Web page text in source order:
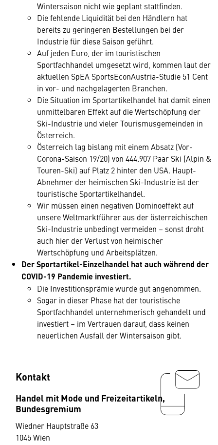
Wintersaison nicht wie geplant stattfinden.
Die fehlende Liquidität bei den Händlern hat
bereits zu geringeren Bestellungen bei der
Industrie für diese Saison geführt.
Auf jeden Euro, der im touristischen
Sportfachhandel umgesetzt wird, kommen laut der
aktuellen SpEA SportsEconAustria-Studie 51 Cent
in vor- und nachgelagerten Branchen.
Die Situation im Sportartikelhandel hat damit einen
unmittelbaren Effekt auf die Wertschöpfung der
Ski-Industrie und vieler Tourismusgemeinden in
Österreich.
Österreich lag bislang mit einem Absatz (Vor-
Corona-Saison 19/20) von 444.907 Paar Ski (Alpin &
Touren-Ski) auf Platz 2 hinter den USA. Haupt-
Abnehmer der heimischen Ski-Industrie ist der
touristische Sportartikelhandel.
Wir müssen einen negativen Dominoeffekt auf
unsere Weltmarktführer aus der österreichischen
Ski-Industrie unbedingt vermeiden – sonst droht
auch hier der Verlust von heimischer
Wertschöpfung und Arbeitsplätzen.
Der Sportartikel-Einzelhandel hat auch während der
COVID-19 Pandemie investiert.
Die Investitionsprämie wurde gut angenommen.
Sogar in dieser Phase hat der touristische
Sportfachhandel unternehmerisch gehandelt und
investiert – im Vertrauen darauf, dass keinen
neuerlichen Ausfall der Wintersaison gibt.
Kontakt
Handel mit Mode und Freizeitartikeln,
Bundesgremium
Wiedner Hauptstraße 63
1045 Wien